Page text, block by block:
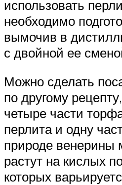
использовать
необходимо
вымочив в
с двойной ее
Можно сделать
по другому
четыре части
перлита и одну
природе венерины
растут на кислых
которых